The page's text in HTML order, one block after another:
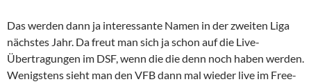
Das werden dann ja interessante Namen in der zweiten Liga
nächstes Jahr. Da freut man sich ja schon auf die Live-
Übertragungen im DSF, wenn die die denn noch haben werden.
Wenigstens sieht man den VFB dann mal wieder live im Free-